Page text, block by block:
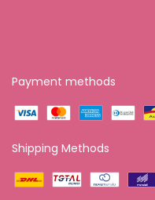
Payment methods
Shipping Methods